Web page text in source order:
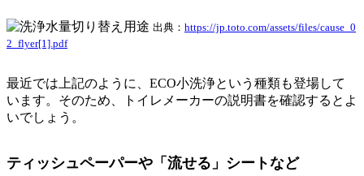
出典： https://jp.toto.com/assets/files/cause_0
2_flyer[1].pdf
最近では上記のように、ECO小洗浄という種類も登場して
います。そのため、トイレメーカーの説明書を確認するとよ
いでしょう。
ティッシュペーパーや「流せる」シートなど